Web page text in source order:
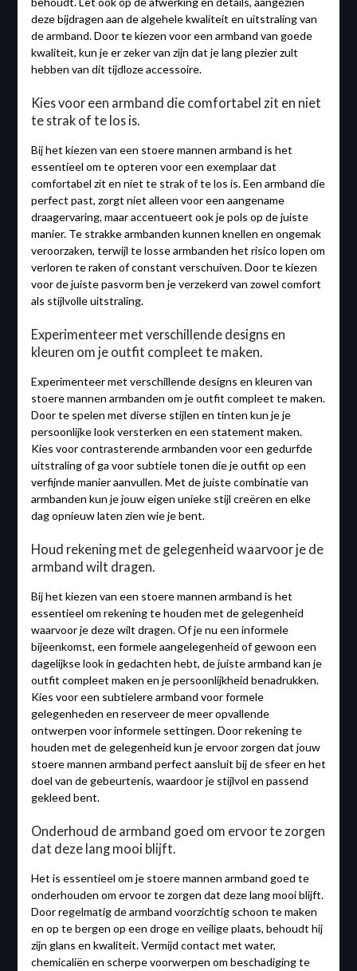
deze bijdragen aan de algehele kwaliteit en uitstraling van
de armband. Door te kiezen voor een armband van goede
kwaliteit, kun je er zeker van zijn dat je lang plezier zult
hebben van dit tijdloze accessoire.
Kies voor een armband die comfortabel zit en niet
te strak of te los is.
Bij het kiezen van een stoere mannen armband is het
essentieel om te opteren voor een exemplaar dat
comfortabel zit en niet te strak of te los is. Een armband die
perfect past, zorgt niet alleen voor een aangename
draagervaring, maar accentueert ook je pols op de juiste
manier. Te strakke armbanden kunnen knellen en ongemak
veroorzaken, terwijl te losse armbanden het risico lopen om
verloren te raken of constant verschuiven. Door te kiezen
voor de juiste pasvorm ben je verzekerd van zowel comfort
als stijlvolle uitstraling.
Experimenteer met verschillende designs en
kleuren om je outfit compleet te maken.
Experimenteer met verschillende designs en kleuren van
stoere mannen armbanden om je outfit compleet te maken.
Door te spelen met diverse stijlen en tinten kun je je
persoonlijke look versterken en een statement maken.
Kies voor contrasterende armbanden voor een gedurfde
uitstraling of ga voor subtiele tonen die je outfit op een
verfijnde manier aanvullen. Met de juiste combinatie van
armbanden kun je jouw eigen unieke stijl creëren en elke
dag opnieuw laten zien wie je bent.
Houd rekening met de gelegenheid waarvoor je de
armband wilt dragen.
Bij het kiezen van een stoere mannen armband is het
essentieel om rekening te houden met de gelegenheid
waarvoor je deze wilt dragen. Of je nu een informele
bijeenkomst, een formele aangelegenheid of gewoon een
dagelijkse look in gedachten hebt, de juiste armband kan je
outfit compleet maken en je persoonlijkheid benadrukken.
Kies voor een subtielere armband voor formele
gelegenheden en reserveer de meer opvallende
ontwerpen voor informele settingen. Door rekening te
houden met de gelegenheid kun je ervoor zorgen dat jouw
stoere mannen armband perfect aansluit bij de sfeer en het
doel van de gebeurtenis, waardoor je stijlvol en passend
gekleed bent.
Onderhoud de armband goed om ervoor te zorgen
dat deze lang mooi blijft.
Het is essentieel om je stoere mannen armband goed te
onderhouden om ervoor te zorgen dat deze lang mooi blijft.
Door regelmatig de armband voorzichtig schoon te maken
en op te bergen op een droge en veilige plaats, behoudt hij
zijn glans en kwaliteit. Vermijd contact met water,
chemicaliën en scherpe voorwerpen om beschadiging te